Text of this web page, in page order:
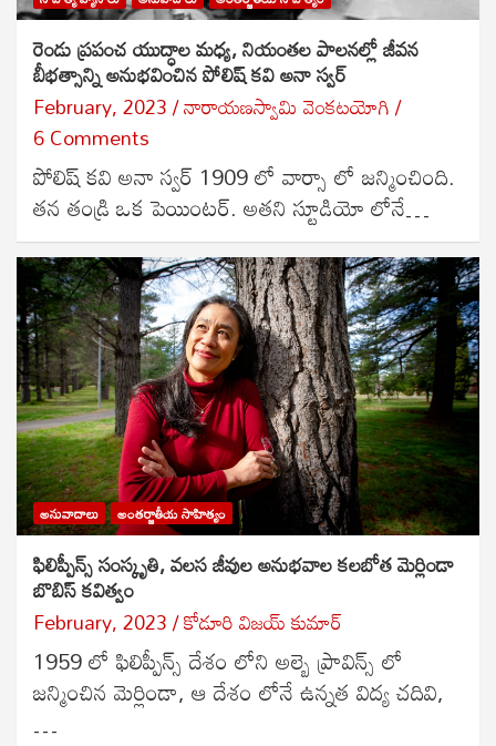
రెండు ప్రపంచ యుద్ధాల మధ్య, నియంతల పాలనల్లో జీవన
బీభత్సాన్ని అనుభవించిన పోలిష్ కవి అనా స్వర్
February, 2023 నారాయణస్వామి వెంకటయోగి
6 Comments
పోలిష్ కవి అనా స్వర్ 1909 లో వార్సా లో జన్మించింది.
తన తండ్రి ఒక పెయింటర్. అతని స్టూడియో లోనే…
అనువాదాలు అంతర్జాతీయ సాహిత్యం
ఫిలిప్పీన్స్ సంస్కృతి, వలస జీవుల అనుభవాల కలబోత మెర్లిండా
బొబిస్ కవిత్వం
February, 2023 కోడూరి విజయ్ కుమార్
1959 లో ఫిలిప్పీన్స్ దేశం లోని అల్బె ప్రావిన్స్ లో
జన్మించిన మెర్లిండా, ఆ దేశం లోనే ఉన్నత విద్య చదివి,
…